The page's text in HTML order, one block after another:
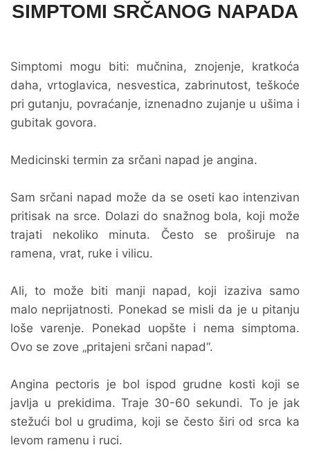
SIMPTOMI SRČANOG NAPADA
Simptomi mogu biti: mučnina, znojenje, kratkoća
daha, vrtoglavica, nesvestica, zabrinutost, teškoće
pri gutanju, povraćanje, iznenadno zujanje u ušima i
gubitak govora.
Medicinski termin za srčani napad je angina.
Sam srčani napad može da se oseti kao intenzivan
pritisak na srce. Dolazi do snažnog bola, koji može
trajati nekoliko minuta. Često se proširuje na
ramena, vrat, ruke i vilicu.
Ali, to može biti manji napad, koji izaziva samo
malo neprijatnosti. Ponekad se misli da je u pitanju
loše varenje. Ponekad uopšte i nema simptoma.
Ovo se zove „pritajeni srčani napad“.
Angina pectoris je bol ispod grudne kosti koji se
javlja u prekidima. Traje 30-60 sekundi. To je jak
stežući bol u grudima, koji se često širi od srca ka
levom ramenu i ruci.